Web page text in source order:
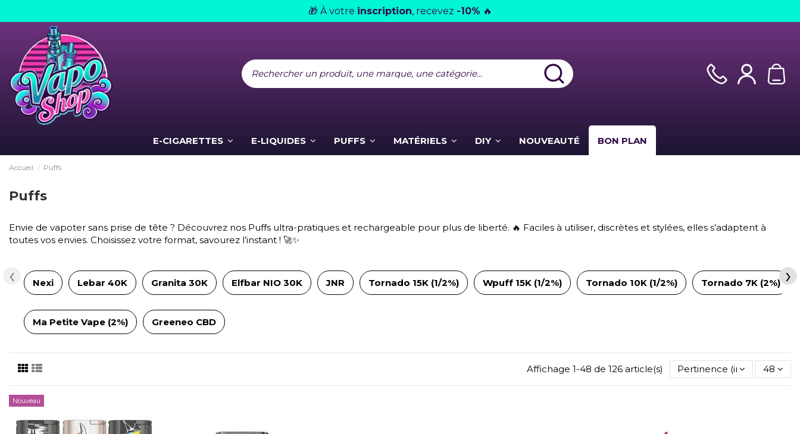
🎁 À votre inscription, recevez -10% 🔥
E-CIGARETTES E-LIQUIDES PUFFS MATÉRIELS DIY NOUVEAUTÉ BON PLAN
Accueil Puffs
Puffs
Envie de vapoter sans prise de tête ? Découvrez nos Puffs ultra-pratiques et rechargeable pour plus de liberté. 🔥 Faciles à utiliser, discrètes et stylées, elles s’adaptent à
toutes vos envies. Choisissez votre format, savourez l’instant ! 🚀✨
Nexi Lebar 40K Granita 30K Elfbar NIO 30K JNR Tornado 15K (1/2%) Wpuff 15K (1/2%) Tornado 10K (1/2%) Tornado 7K (2%)
Ma Petite Vape (2%) Greeneo CBD
‹ ›
Affichage 1-48 de 126 article(s) Pertinence (inverse)48
Nouveau